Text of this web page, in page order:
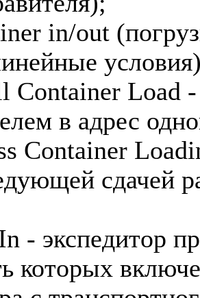
in/out
Container Load -
в адрес
Container
сдачей
- экспедитор
которых